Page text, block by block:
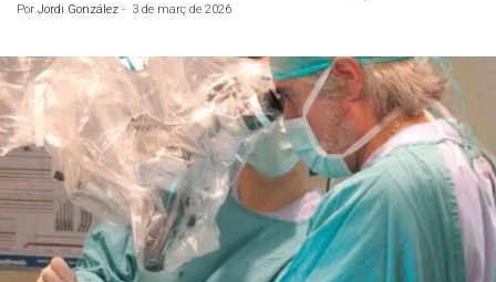
Por Jordi González - 3 de març de 2026